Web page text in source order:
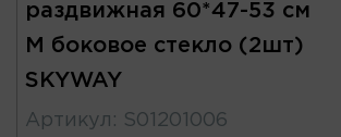
раздвижная 60*47-53 см
M боковое стекло (2шт)
SKYWAY
Артикул : S01201006